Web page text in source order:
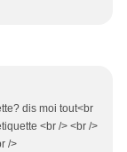
dis moi tout<br
<br /> <br />
/>